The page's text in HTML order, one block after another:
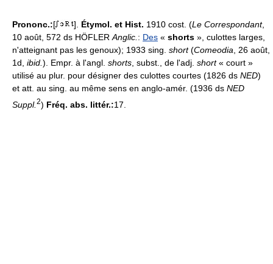
Prononc.:[ ]. Étymol. et Hist. 1910 cost. (Le Correspondant,
10 août, 572 ds HÖFLER Anglic. : Des « shorts », culottes larges,
n'atteignant pas les genoux); 1933 sing. short(Comeodia , 26 août,
1d, ibid. ). Empr. à l'angl. shorts , subst., de l'adj. short« court »
utilisé au plur. pour désigner des culottes courtes (1826 ds NED)
et att. au sing. au même sens en anglo-amér. (1936 ds NED
Suppl. 2) Fréq. abs. littér.:17.